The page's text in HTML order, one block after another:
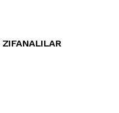
ZIFANALILAR